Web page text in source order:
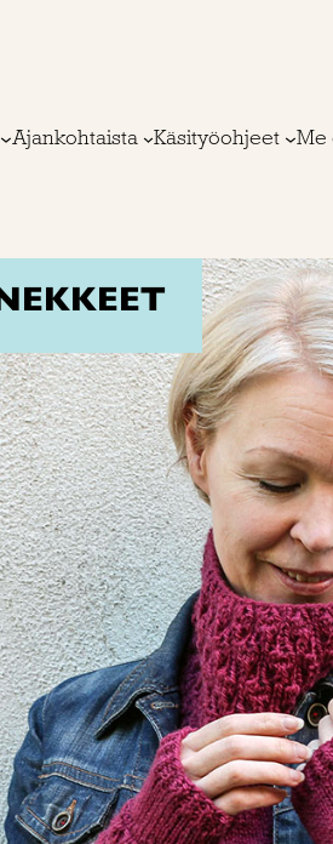
Ajankohtaista Käsityöohjeet Me